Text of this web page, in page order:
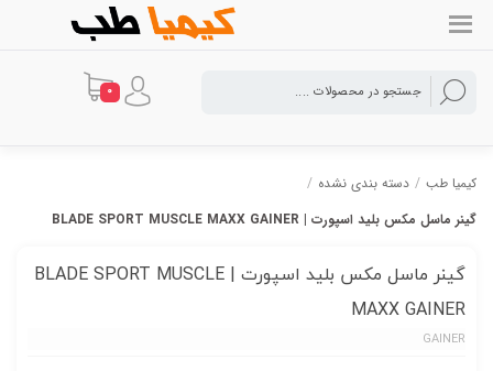
0
کیمیا طب / دسته بندی نشده /
گینر ماسل مکس بلید اسپورت | BLADE SPORT MUSCLE MAXX GAINER
گینر ماسل مکس بلید اسپورت | BLADE SPORT MUSCLE
MAXX GAINER
GAINER